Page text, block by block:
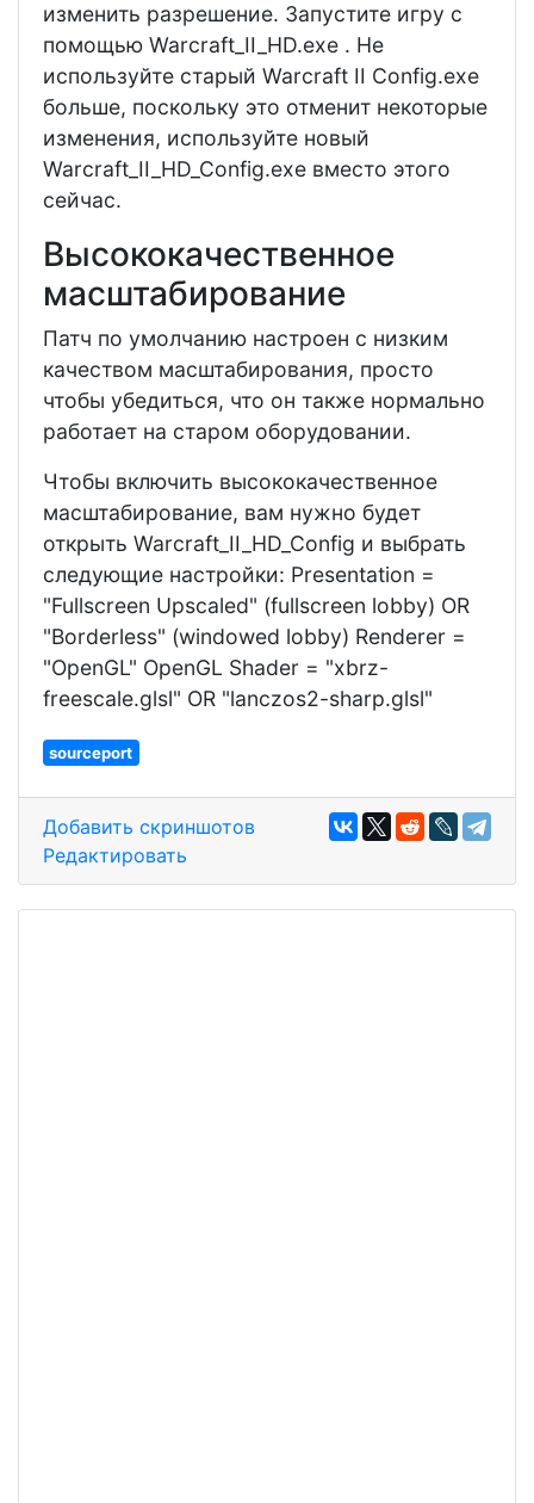
изменить разрешение. Запустите игру с
помощью Warcraft_II_HD.exe . Не
используйте старый Warcraft II Config.exe
больше, поскольку это отменит некоторые
изменения, используйте новый
Warcraft_II_HD_Config.exe вместо этого
сейчас.
Высококачественное
масштабирование
Патч по умолчанию настроен с низким
качеством масштабирования, просто
чтобы убедиться, что он также нормально
работает на старом оборудовании.
Чтобы включить высококачественное
масштабирование, вам нужно будет
открыть Warcraft_II_HD_Config и выбрать
следующие настройки: Presentation =
"Fullscreen Upscaled" (fullscreen lobby) OR
"Borderless" (windowed lobby) Renderer =
"OpenGL" OpenGL Shader = "xbrz-
freescale.glsl" OR "lanczos2-sharp.glsl"
sourceport
Добавить скриншотов
Редактировать